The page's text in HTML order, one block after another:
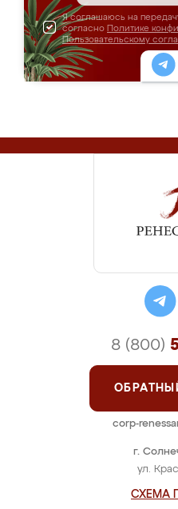
Я соглашаюсь на
согласно Политике
Пользовательскому
г.
ул.
СХЕМА
8 (800)
corp-